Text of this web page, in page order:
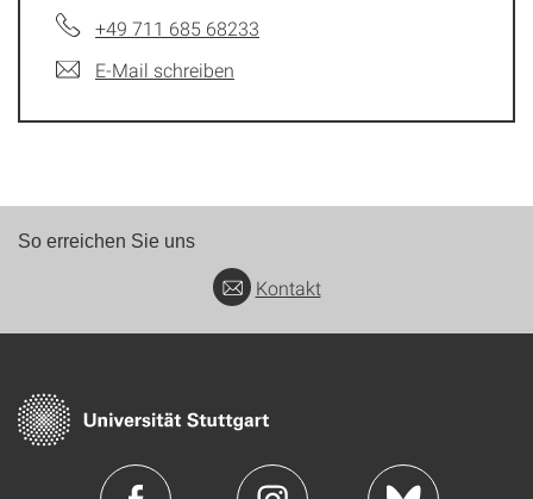
+49 711 685 68233
E-Mail schreiben
So erreichen Sie uns
Kontakt